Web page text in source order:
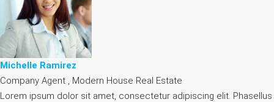
Michelle Ramirez
Company Agent , Modern House Real Estate
Lorem ipsum dolor sit amet, consectetur adipiscing elit. Phasellus